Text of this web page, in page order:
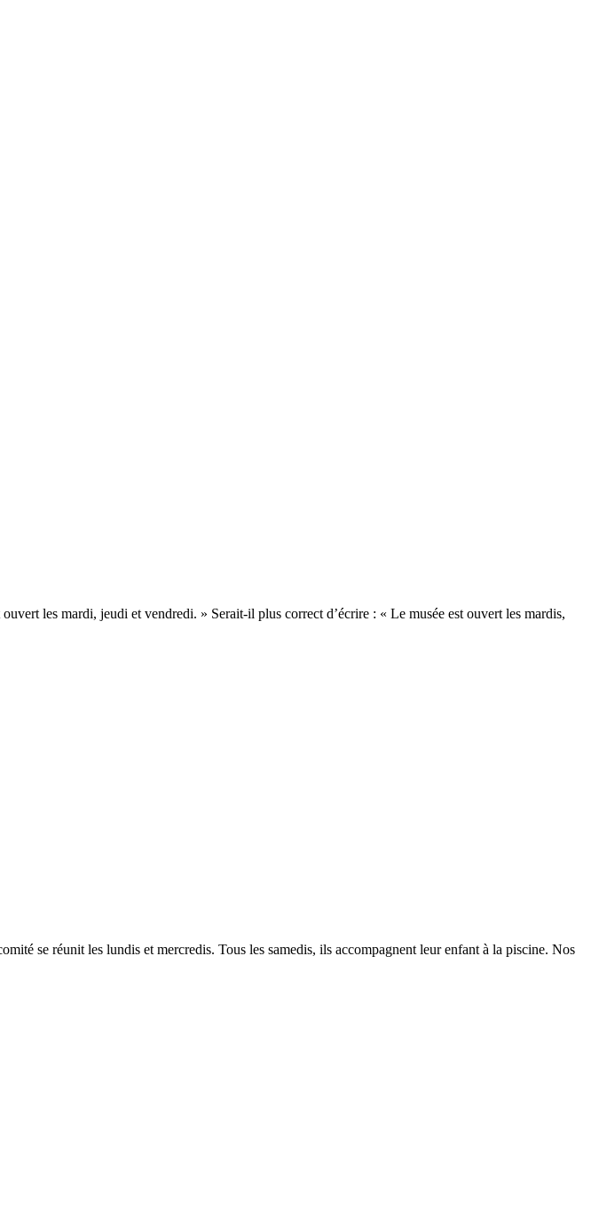
les mardi, jeudi et vendredi. » Serait-il plus correct d’écrire : « Le musée est ouvert les mardis,
se réunit les lundis et mercredis. Tous les samedis, ils accompagnent leur enfant à la piscine. Nos